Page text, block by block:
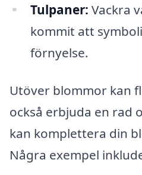
Tulpaner: Vackra
kommit att
förnyelse.
Utöver blommor kan
också erbjuda en rad
kan komplettera din
Några exempel